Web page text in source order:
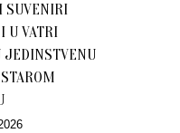
SUVENIRI
U VATRI
JEDINSTVENU